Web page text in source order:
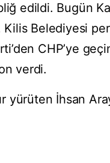
edildi. Bugün
Kilis Belediyesi
CHP’ye
verdi.
yürüten İhsan